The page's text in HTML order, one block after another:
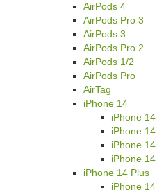
AirPods 4
AirPods Pro 3
AirPods 3
AirPods Pro 2
AirPods 1/2
AirPods Pro
AirTag
iPhone 14
iPhone
iPhone
iPhone
iPhone
iPhone 14 Plus
iPhone